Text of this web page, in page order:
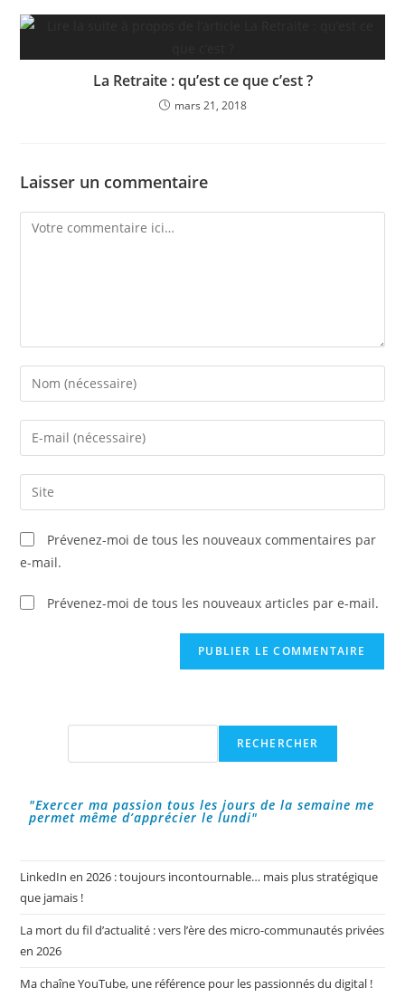
La Retraite : qu’est ce que c’est ?
mars 21, 2018
Laisser un commentaire
Comment
Enter
your
name
comment
Enter
your
email
address
comment
Saisir
l’URL
de
votre
(facultatif)
Prévenez-moi de tous les nouveaux commentaires par
e-mail.
Prévenez-moi de tous les nouveaux articles par e-mail.
RECHERCHER
"Exercer ma passion tous les jours de la semaine me
permet même d’apprécier le lundi"
LinkedIn en 2026 : toujours incontournable… mais plus stratégique
que jamais !
La mort du fil d’actualité : vers l’ère des micro-communautés privées
en 2026
Ma chaîne YouTube, une référence pour les passionnés du digital !